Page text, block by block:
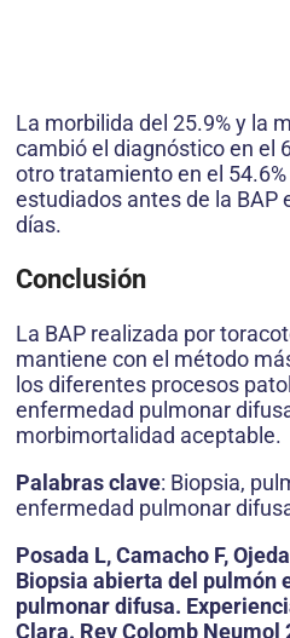
La morbilida del 25.9% y la
cambió el diagnóstico en el
otro tratamiento en el
estudiados antes de la BAP
días.
Conclusión
La BAP realizada por
mantiene con el método
los diferentes procesos
enfermedad pulmonar
morbimortalidad aceptable.
Palabras clave: Biopsia,
enfermedad pulmonar
Posada L, Camacho F,
Biopsia abierta del pulmón
pulmonar difusa.
Clara. Rev Colomb Neumol